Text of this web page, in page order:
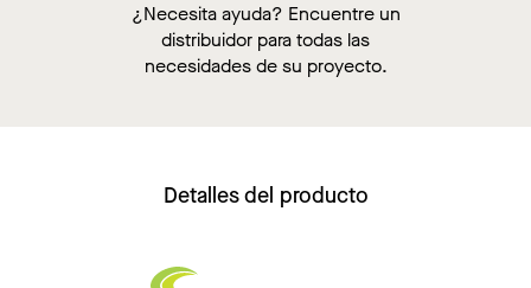
¿Necesita ayuda? Encuentre un
distribuidor para todas las
necesidades de su proyecto.
Detalles del producto